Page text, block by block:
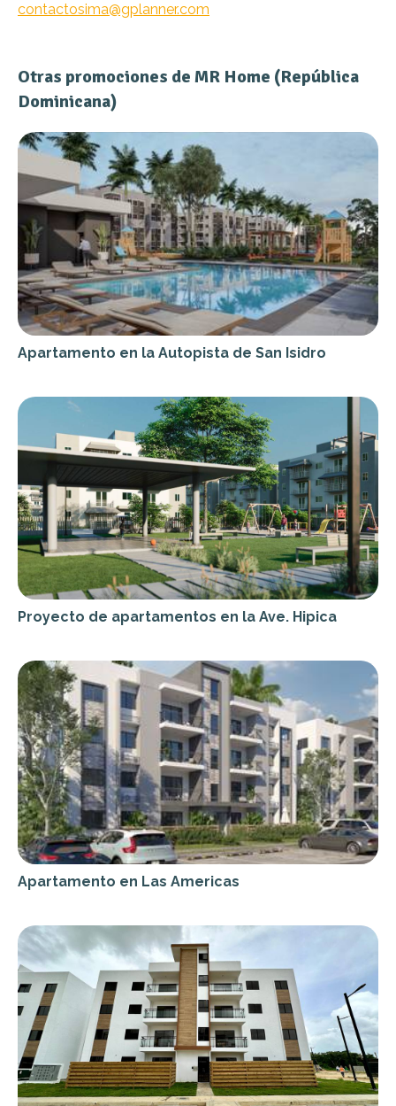
contactosima@gplanner.com
Otras promociones de MR Home (República
Dominicana)
Apartamento en la Autopista de San Isidro
Proyecto de apartamentos en la Ave. Hipica
Apartamento en Las Americas